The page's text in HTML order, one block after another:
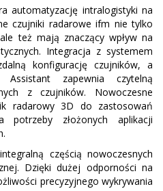
automatyzację intralogistyki na
czujniki radarowe ifm nie tylko
też mają znaczący wpływ na
Integracja z systemem
konfigurację czujników, a
zapewnia czytelną
z czujników. Nowoczesne
radarowy 3D do zastosowań
potrzeby złożonych aplikacji
częścią nowoczesnych
Dzięki dużej odporności na
precyzyjnego wykrywania